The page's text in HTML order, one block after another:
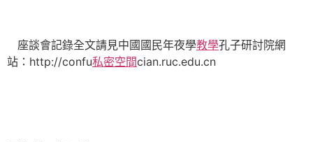
座談會記錄全文請見中國國民年夜學教學孔子研討院網
站：http://confu私密空間cian.ruc.edu.cn